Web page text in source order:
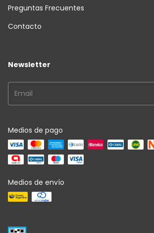
Preguntas Frecuentes
Contacto
Newsletter
Medios de pago
Medios de envío